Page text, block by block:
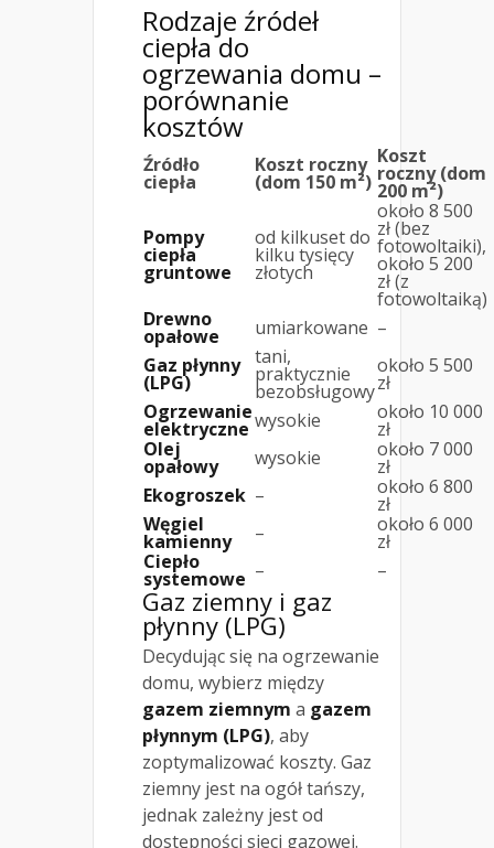
Rodzaje źródeł
ciepła do
ogrzewania domu –
porównanie
kosztów
Źródło
ciepła
Koszt roczny
(dom 150 m²)
Koszt
roczny (dom
200 m²)
Pompy
ciepła
gruntowe
od kilkuset do
kilku tysięcy
złotych
około 8 500
zł (bez
fotowoltaiki),
około 5 200
zł (z
fotowoltaiką)
Drewno
opałowe umiarkowane –
Gaz płynny
(LPG)
tani,
praktycznie
bezobsługowy
około 5 500
zł
Ogrzewanie
elektryczne wysokie około 10 000
zł
Olej
opałowy wysokie około 7 000
zł
Ekogroszek – około 6 800
zł
Węgiel
kamienny – około 6 000
zł
Ciepło
systemowe – –
Gaz ziemny i gaz
płynny (LPG)
Decydując się na ogrzewanie
domu, wybierz między
gazem ziemnym a gazem
płynnym (LPG), aby
zoptymalizować koszty. Gaz
ziemny jest na ogół tańszy,
jednak zależny jest od
dostępności sieci gazowej.